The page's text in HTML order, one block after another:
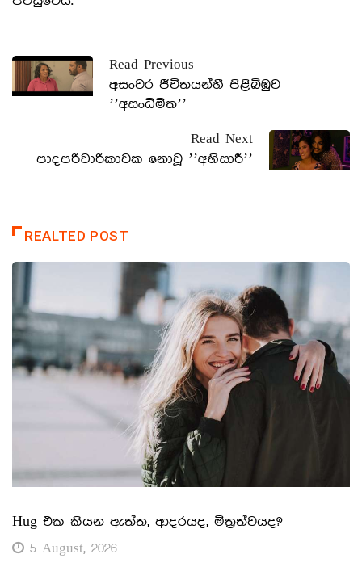
Read Previous
අසංවර ජීවිතයන්හී පිළිබිඹුව
’’අසංධිමිත’’
Read Next
පාදපරිචාරිකාවක නොවූ ’’අභිසාරී’’
REALTED POST
Hug එක කියන ඇත්ත, ආදරයද, මිත්‍රත්වයද?
5 August, 2026